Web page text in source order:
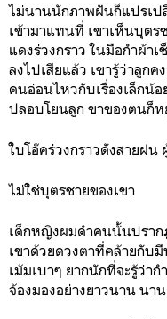
ไม่นานนักภาพฝันก็แปรเป
เข้ามาแทนที่ เขาเห็นบุต
แดงร่วงกราว ในมือกำผ้า
ลงไปเสียแล้ว เขารู้ว่าลูกค
คนอ่อนไหวกับเรื่องเล็กน้
ปลอบโยนลูก ขาของตนก็ห
ใบโอ๊คร่วงกราวดังสายฝ
ไม่ใช่บุตรชายของเขา
เด็กหญิงผมดำคนนั้นปราก
เขาด้วยดวงตาที่คล้ายกับ
เม้มเบาๆ ยากนักที่จะรู้ว่า
จ้องมองอย่างยาวนาน นา